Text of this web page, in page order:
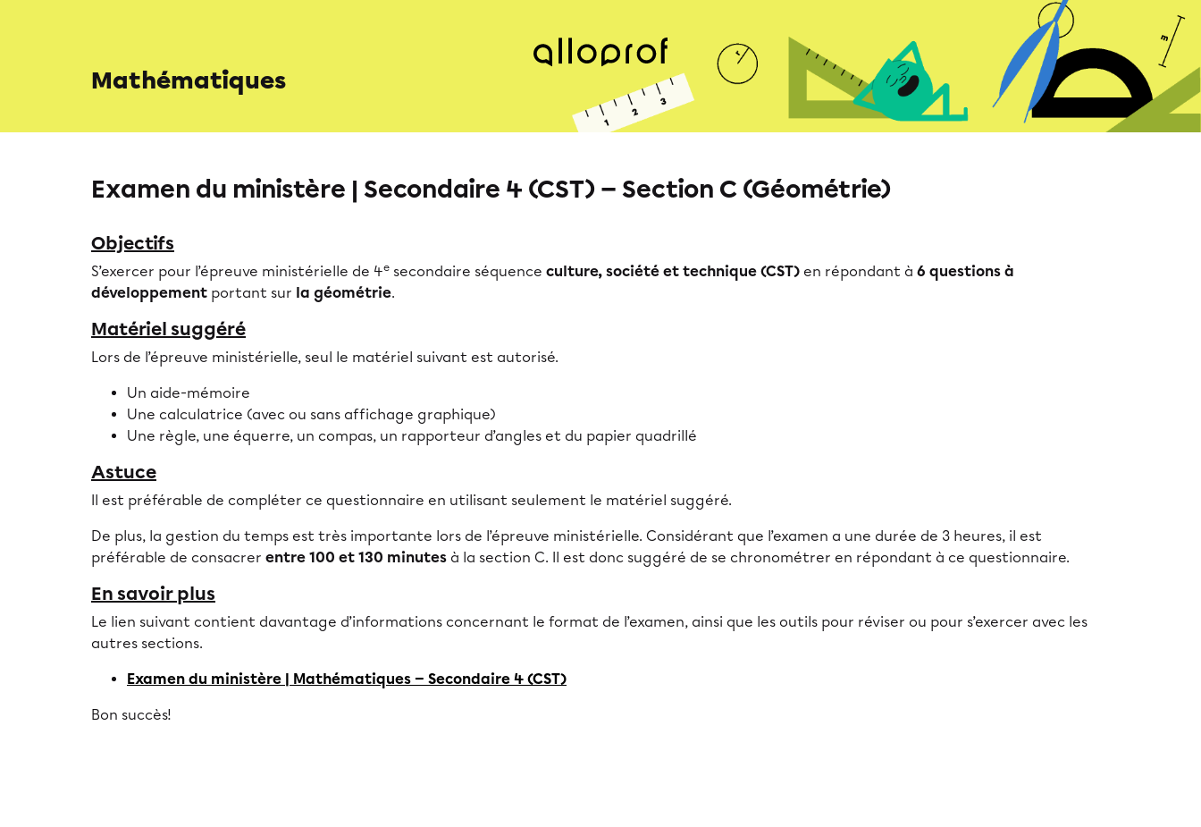
Mathématiques
Examen du ministère | Secondaire 4 (CST) — Section C (Géométrie)
Objectifs
S’exercer pour l’épreuve ministérielle de 4e secondaire séquence culture, société et technique (CST) en répondant à 6 questions à
développement portant sur la géométrie.
Matériel suggéré
Lors de l’épreuve ministérielle, seul le matériel suivant est autorisé.
Un aide-mémoire
Une calculatrice (avec ou sans affichage graphique)
Une règle, une équerre, un compas, un rapporteur d’angles et du papier quadrillé
Astuce
Il est préférable de compléter ce questionnaire en utilisant seulement le matériel suggéré.
De plus, la gestion du temps est très importante lors de l’épreuve ministérielle. Considérant que l’examen a une durée de 3 heures, il est
préférable de consacrer entre 100 et 130 minutes à la section C. Il est donc suggéré de se chronométrer en répondant à ce questionnaire.
En savoir plus
Le lien suivant contient davantage d’informations concernant le format de l’examen, ainsi que les outils pour réviser ou pour s’exercer avec les
autres sections.
Examen du ministère | Mathématiques — Secondaire 4 (CST)
Bon succès!